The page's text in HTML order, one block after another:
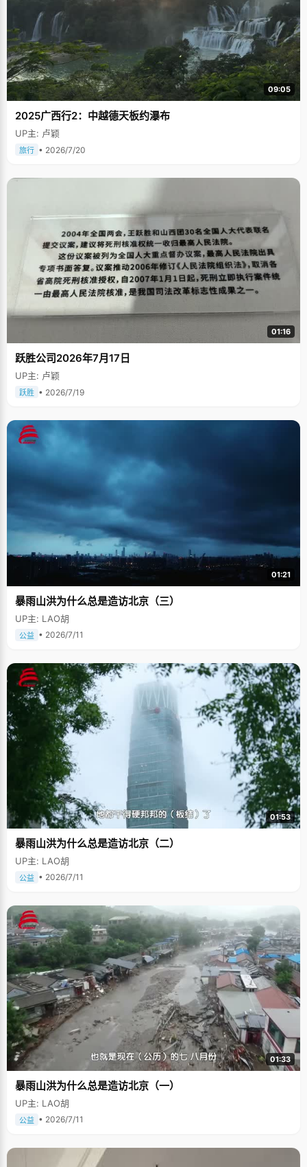
09:05
2025广西行2：中越德天板约瀑布
UP主: 卢颖
旅行 • 2026/7/20
01:16
跃胜公司2026年7月17日
UP主: 卢颖
跃胜 • 2026/7/19
01:21
暴雨山洪为什么总是造访北京（三）
UP主: LAO胡
公益 • 2026/7/11
01:53
暴雨山洪为什么总是造访北京（二）
UP主: LAO胡
公益 • 2026/7/11
01:33
暴雨山洪为什么总是造访北京（一）
UP主: LAO胡
公益 • 2026/7/11